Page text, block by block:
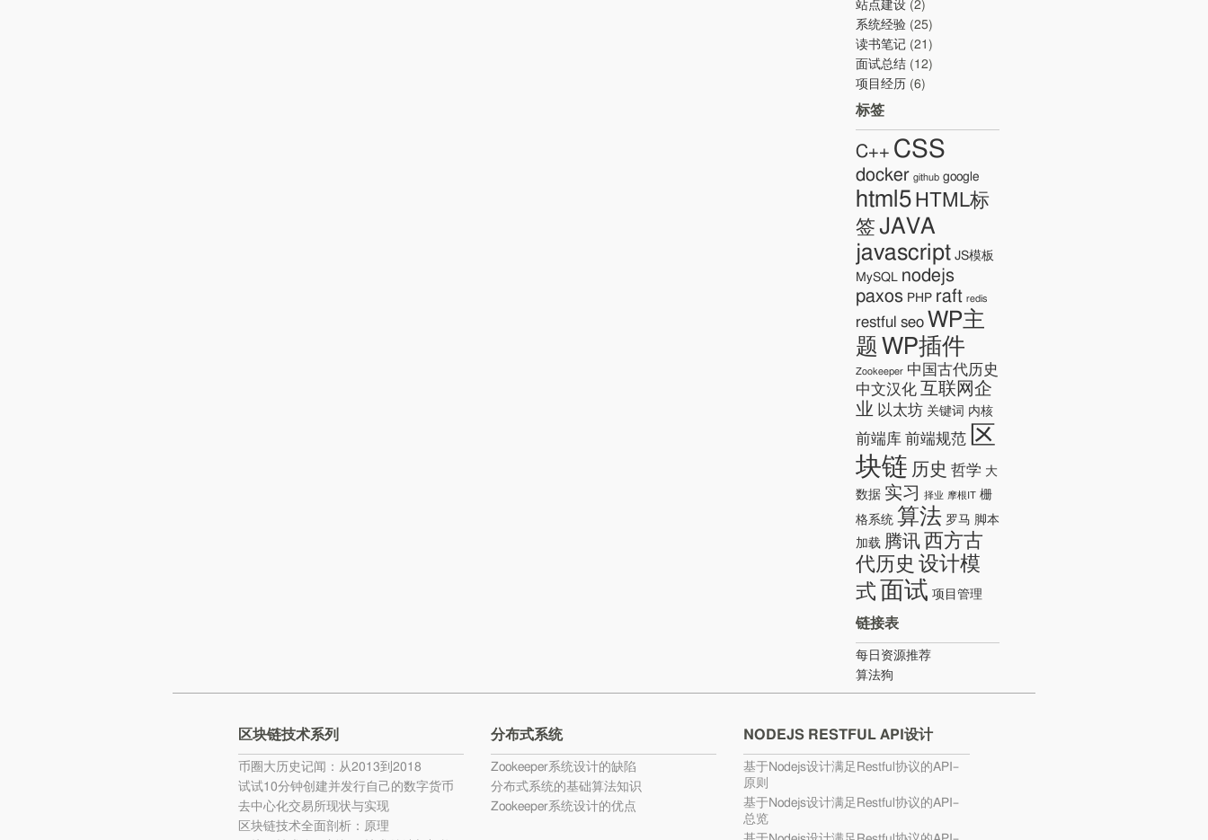
站点建设 (2)
系统经验 (25)
读书笔记 (21)
面试总结 (12)
项目经历 (6)
标签
C++ CSS
docker github google
html5 HTML标
签 JAVA
javascript JS模板
MySQL nodejs
paxos PHP raft redis
restful seo WP主
题 WP插件
Zookeeper 中国古代历史
中文汉化 互联网企
业 以太坊 关键词 内核
前端库 前端规范 区
块链 历史 哲学 大
数据 实习 择业 摩根IT 栅
格系统 算法 罗马 脚本
加载 腾讯 西方古
代历史 设计模
式 面试 项目管理
链接表
每日资源推荐
算法狗
区块链技术系列
币圈大历史记闻：从2013到2018
试试10分钟创建并发行自己的数字货币
去中心化交易所现状与实现
区块链技术全面剖析：原理
分布式系统
Zookeeper系统设计的缺陷
分布式系统的基础算法知识
Zookeeper系统设计的优点
NODEJS RESTFUL API设计
基于Nodejs设计满足Restful协议的API–
原则
基于Nodejs设计满足Restful协议的API–
总览